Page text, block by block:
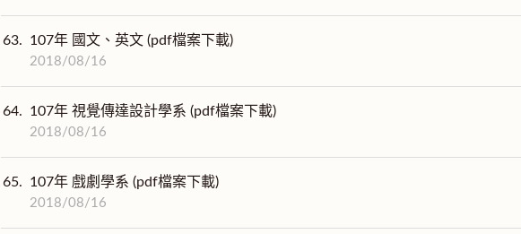
63. 107年 國文、英文 (pdf檔案下載)
2018/08/16
64. 107年 視覺傳達設計學系 (pdf檔案下載)
2018/08/16
65. 107年 戲劇學系 (pdf檔案下載)
2018/08/16